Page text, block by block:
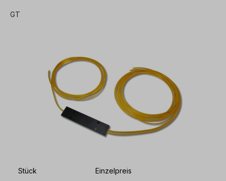
GT
Stück Einzelpreis